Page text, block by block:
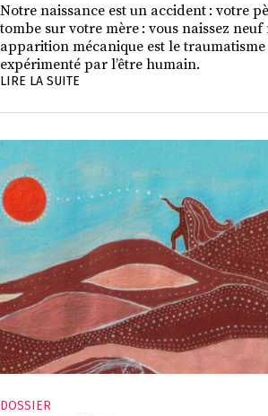
Notre naissance est un accident : votre
tombe sur votre mère : vous naissez neuf
apparition mécanique est le
expérimenté par l’être humain.
LIRE LA SUITE
DOSSIER